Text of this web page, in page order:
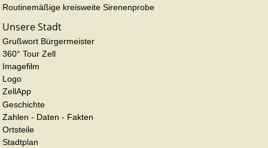
Routinemäßige kreisweite Sirenenprobe
Unsere Stadt
Grußwort Bürgermeister
360° Tour Zell
Imagefilm
Logo
ZellApp
Geschichte
Zahlen - Daten - Fakten
Ortsteile
Stadtplan